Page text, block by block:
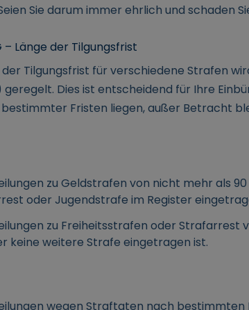
Sie darum immer ehrlich und schaden
– Länge der Tilgungsfrist
der Tilgungsfrist für verschiedene Strafen
geregelt. Dies ist entscheidend für Ihre
Fristen liegen, außer Betracht
zu Geldstrafen von nicht mehr als
oder Jugendstrafe im Register
zu Freiheitsstrafen oder Strafarrest
keine weitere Strafe eingetragen ist.
wegen Straftaten nach bestimmten